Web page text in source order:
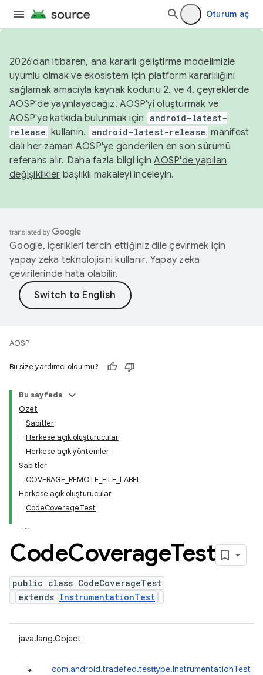
Oturum aç
2026'dan itibaren, ana kararlı geliştirme modelimizle
uyumlu olmak ve ekosistem için platform kararlılığını
sağlamak amacıyla kaynak kodunu 2. ve 4. çeyreklerde
AOSP'de yayınlayacağız. AOSP'yi oluşturmak ve
AOSP'ye katkıda bulunmak için
android-latest-
release kullanın. android-latest-release manifest
dalı her zaman AOSP'ye gönderilen en son sürümü
referans alır. Daha fazla bilgi içinAOSP'de yapılan
değişiklikler başlıklı makaleyi inceleyin.
Google, içerikleri tercih ettiğiniz dile çevirmek için
yapay zeka teknolojisini kullanır. Yapay zeka
çevirilerinde hata olabilir.
AOSP
Bu size yardımcı oldu mu?
Bu sayfada
Özet
Sabitler
Herkese açık oluşturucular
Herkese açık yöntemler
Sabitler
COVERAGE_REMOTE_FILE_LABEL
Herkese açık oluşturucular
CodeCoverageTest
CodeCoverageTest
public class CodeCoverageTest
extends InstrumentationTest
java.lang.Object
↳ com.android.tradefed.testtype.InstrumentationTest